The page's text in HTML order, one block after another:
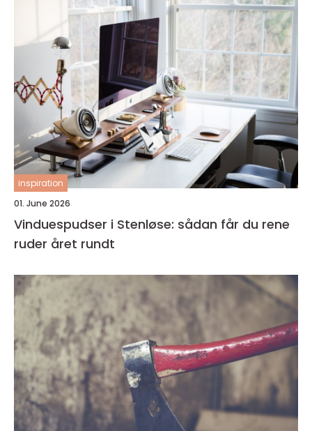
inspiration
01. June 2026
Vinduespudser i Stenløse: sådan får du rene
ruder året rundt